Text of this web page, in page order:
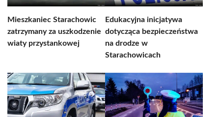
Mieszkaniec Starachowic
zatrzymany za uszkodzenie
wiaty przystankowej
Edukacyjna inicjatywa
dotycząca bezpieczeństwa
na drodze w
Starachowicach